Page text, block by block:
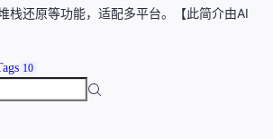
栈还原等功能，适配多平台。【此简介由AI
10